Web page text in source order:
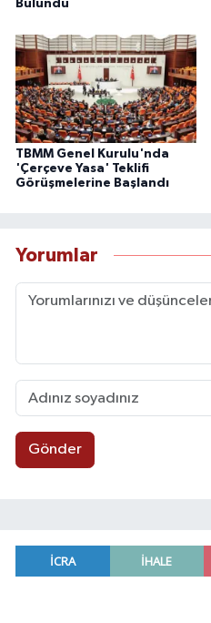
Bulundu
TBMM Genel Kurulu'nda
'Çerçeve Yasa' Teklifi
Görüşmelerine Başlandı
Yorumlar
Gönder